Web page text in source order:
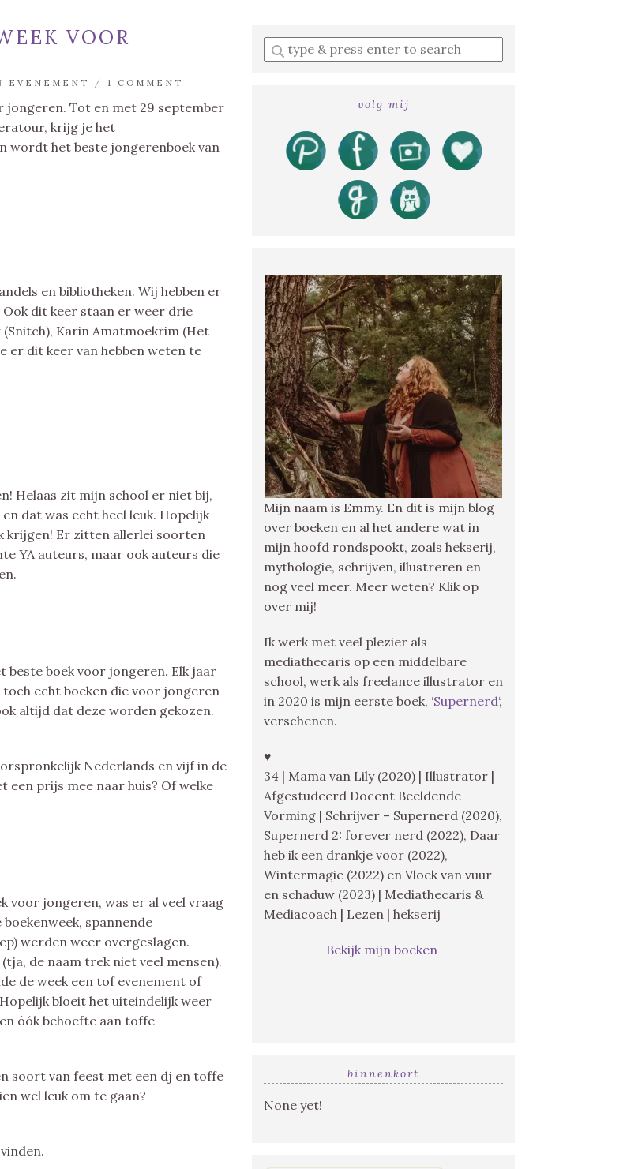
VOOR
EVENEMENT / 1 COMMENT
jongeren. Tot en met 29 september
krijg je het
wordt het beste jongerenboek van
en bibliotheken. Wij hebben er
dit keer staan er weer drie
Karin Amatmoekrim (Het
er dit keer van hebben weten te
Helaas zit mijn school er niet bij,
dat was echt heel leuk. Hopelijk
krijgen! Er zitten allerlei soorten
YA auteurs, maar ook auteurs die
boek voor jongeren. Elk jaar
echt boeken die voor jongeren
altijd dat deze worden gekozen.
Nederlands en vijf in de
een prijs mee naar huis? Of welke
voor jongeren, was er al veel vraag
spannende
werden weer overgeslagen.
de naam trek niet veel mensen).
de week een tof evenement of
bloeit het uiteindelijk weer
óók behoefte aan toffe
soort van feest met een dj en toffe
wel leuk om te gaan?
vinden.
Enter
a
volg mij
Mijn naam is Emmy. En dit is mijn blog
over boeken en al het andere wat in
mijn hoofd rondspookt, zoals hekserij,
mythologie, schrijven, illustreren en
nog veel meer. Meer weten? Klik op
over mij!
Ik werk met veel plezier als
mediathecaris op een middelbare
school, werk als freelance illustrator en
in 2020 is mijn eerste boek, ‘Supernerd‘,
verschenen.
♥
34 | Mama van Lily (2020) | Illustrator |
Afgestudeerd Docent Beeldende
Vorming | Schrijver – Supernerd (2020),
Supernerd 2: forever nerd (2022), Daar
heb ik een drankje voor (2022),
Wintermagie (2022) en Vloek van vuur
en schaduw (2023) | Mediathecaris &
Mediacoach | Lezen | hekserij
Bekijk mijn boeken
binnenkort
None yet!